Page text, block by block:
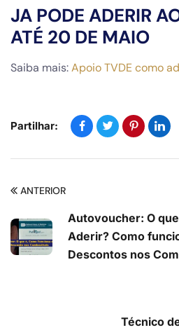
JA PODE ADERIR
ATÉ 20 DE MAIO
Saiba mais:Apoio TVDE como
Partilhar:
ANTERIOR
Autovoucher: O
Aderir? Como
Descontos nos
Técnico